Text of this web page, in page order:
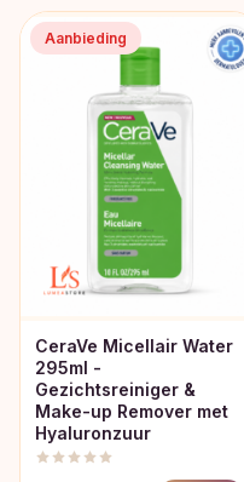
Aanbieding
CeraVe Micellair Water
295ml -
Gezichtsreiniger &
Make-up Remover met
Hyaluronzuur